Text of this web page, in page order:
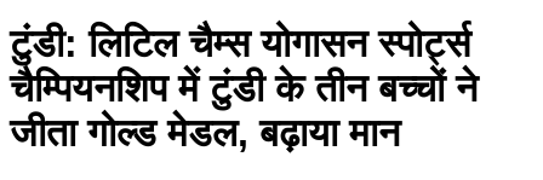
टुंडी: लिटिल चैम्स योगासन स्पोर्ट्स
चैम्पियनशिप में टुंडी के तीन बच्चों ने
जीता गोल्ड मेडल, बढ़ाया मान